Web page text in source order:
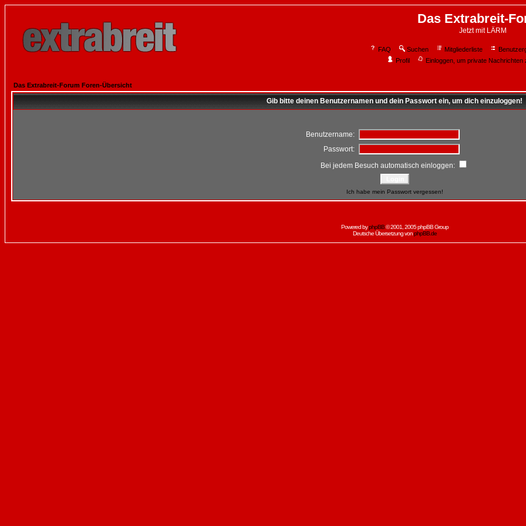
Das Extrabreit-
Jetzt mit LÄRM
FAQ Suchen Mitgliederliste
Profil
Einloggen, um private Nachrichten
Das Extrabreit-Forum Foren-Übersicht
Gib bitte deinen Benutzernamen und dein Passwort ein, um dich einzuloggen!
Benutzername:
Passwort:
Bei jedem Besuch automatisch einloggen:
Ich habe mein Passwort vergessen!
Powered byphpBB© 2001, 2005 phpBB Group
Deutsche Übersetzung vonphpBB.de